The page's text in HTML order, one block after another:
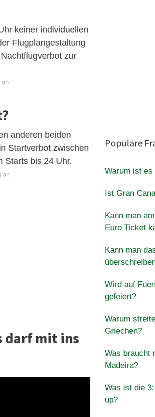
keiner individuellen
Flugplangestaltung
zur
an
anderen beiden
Startverbot zwischen
Starts bis 24 Uhr.
an
darf mit ins
Populäre
Warum ist
Ist Gran
Kann man
Euro Ticket
Kann man
Wird auf
gefeiert?
Warum
Griechen?
Was braucht
Madeira?
Was ist die
up?